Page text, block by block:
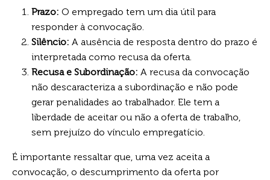
Prazo: O empregado tem um dia útil para
responder à convocação.
Silêncio: A ausência de resposta dentro do prazo é
interpretada como recusa da oferta.
Recusa e Subordinação: A recusa da convocação
não descaracteriza a subordinação e não pode
gerar penalidades ao trabalhador. Ele tem a
liberdade de aceitar ou não a oferta de trabalho,
sem prejuízo do vínculo empregatício.
É importante ressaltar que, uma vez aceita a
convocação, o descumprimento da oferta por